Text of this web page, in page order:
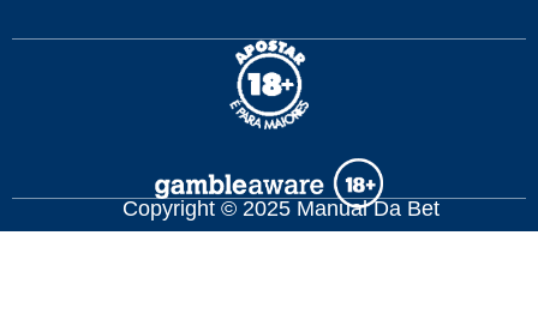
Copyright © 2025 Manual Da Bet